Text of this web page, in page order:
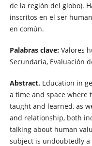
de la región del globo).
inscritos en el ser
en común.
Palabras clave:Valores
Secundaria, Evaluación
Abstract. Education in
a time and space where
taught and learned, as
and relationship, both
talking about human
subject is undoubtedly